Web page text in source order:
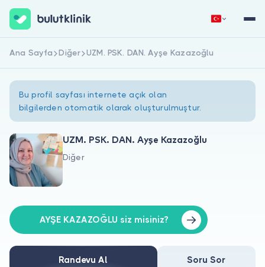
Hakkımızda
Doktorlar için
Hemen Kaydol Giriş Yap
Ana Sayfa Diğer UZM. PSK. DAN. Ayşe Kazazoğlu
Bu profil sayfası internete açık olan
bilgilerden otomatik olarak oluşturulmuştur.
UZM. PSK. DAN. Ayşe Kazazoğlu
Diğer
AYŞE KAZAZOĞLU siz misiniz?
Randevu Al Soru Sor